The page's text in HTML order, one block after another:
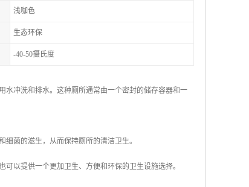
浅咖色
生态环保
-40-50摄氏度
水冲洗和排水。这种厕所通常由一个密封的储存容器和一
菌的滋生，从而保持厕所的清洁卫生。
以提供一个更加卫生、方便和环保的卫生设施选择。